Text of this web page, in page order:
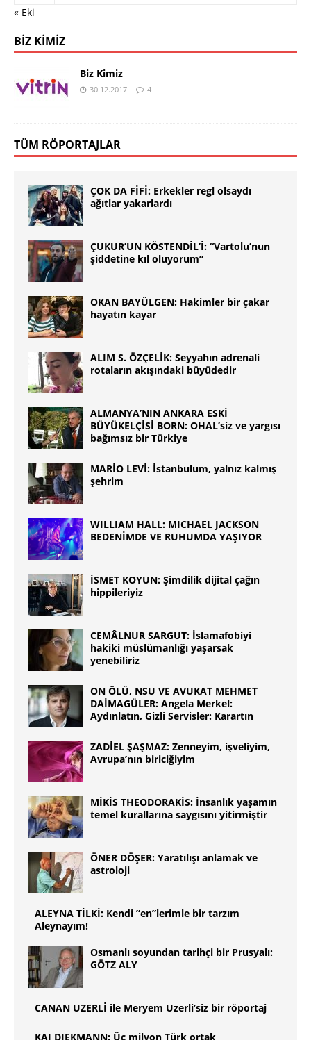
« Eki
BIZ KIMIZ
Biz Kimiz
30.12.2017 4
TÜM RÖPORTAJLAR
ÇOK DA FİFİ: Erkekler regl olsaydı
ağıtlar yakarlardı
ÇUKUR’UN KÖSTENDİL’İ: “Vartolu’nun
şiddetine kıl oluyorum”
OKAN BAYÜLGEN: Hakimler bir çakar
hayatın kayar
ALIM S. ÖZÇELİK: Seyyahın adrenali
rotaların akışındaki büyüdedir
ALMANYA’NIN ANKARA ESKİ
BÜYÜKELÇİSİ BORN: OHAL’siz ve yargısı
bağımsız bir Türkiye
MARİO LEVİ: İstanbulum, yalnız kalmış
şehrim
WILLIAM HALL: MICHAEL JACKSON
BEDENİMDE VE RUHUMDA YAŞIYOR
İSMET KOYUN: Şimdilik dijital çağın
hippileriyiz
CEMÂLNUR SARGUT: İslamafobiyi
hakiki müslümanlığı yaşarsak
yenebiliriz
ON ÖLÜ, NSU VE AVUKAT MEHMET
DAİMAGÜLER: Angela Merkel:
Aydınlatın, Gizli Servisler: Karartın
ZADİEL ŞAŞMAZ: Zenneyim, işveliyim,
Avrupa’nın biriciğiyim
MİKİS THEODORAKİS: İnsanlık yaşamın
temel kurallarına saygısını yitirmiştir
ÖNER DÖŞER: Yaratılışı anlamak ve
astroloji
ALEYNA TİLKİ: Kendi ”en”lerimle bir tarzım
Aleynayım!
Osmanlı soyundan tarihçi bir Prusyalı:
GÖTZ ALY
CANAN UZERLİ ile Meryem Uzerli’siz bir röportaj
KAI DIEKMANN: Üç milyon Türk ortak